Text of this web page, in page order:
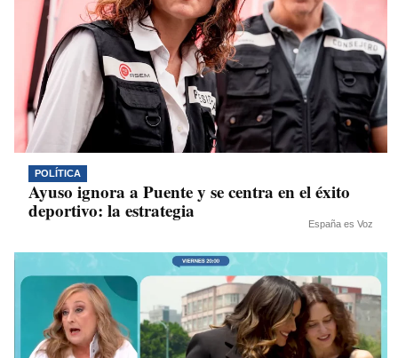
POLÍTICA
Ayuso ignora a Puente y se centra en el éxito
deportivo: la estrategia
España es Voz